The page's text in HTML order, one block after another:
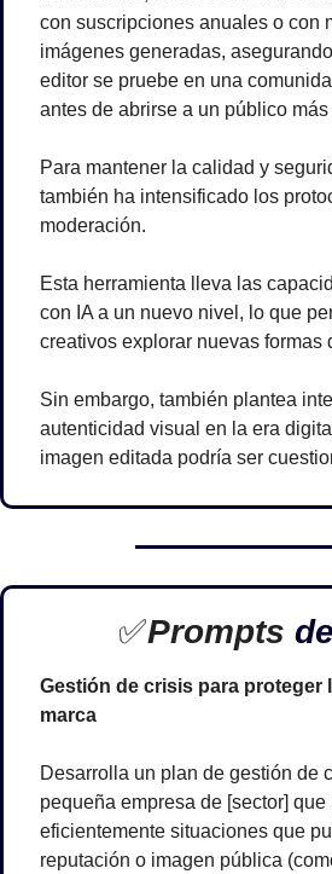
con suscripciones anuales o con
imágenes generadas,
editor se pruebe en una
antes de abrirse a un público
Para mantener la calidad y
también ha intensificado los
moderación.
Esta herramienta lleva las
con IA a un nuevo nivel, lo que
Sin embargo, también plantea
autenticidad visual en la era
imagen editada podría ser
✅Prompts
Gestión de crisis para proteger
marca
Desarrolla un plan de gestión de
pequeña empresa de [sector]
eficientemente situaciones que
reputación o imagen pública